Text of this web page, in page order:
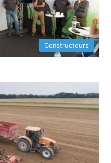
Constructeurs